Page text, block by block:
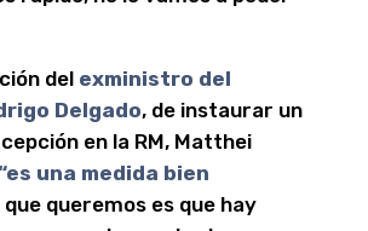
del exministro del
Delgado, de instaurar un
en la RM, Matthei
una medida bien
que queremos es que hay